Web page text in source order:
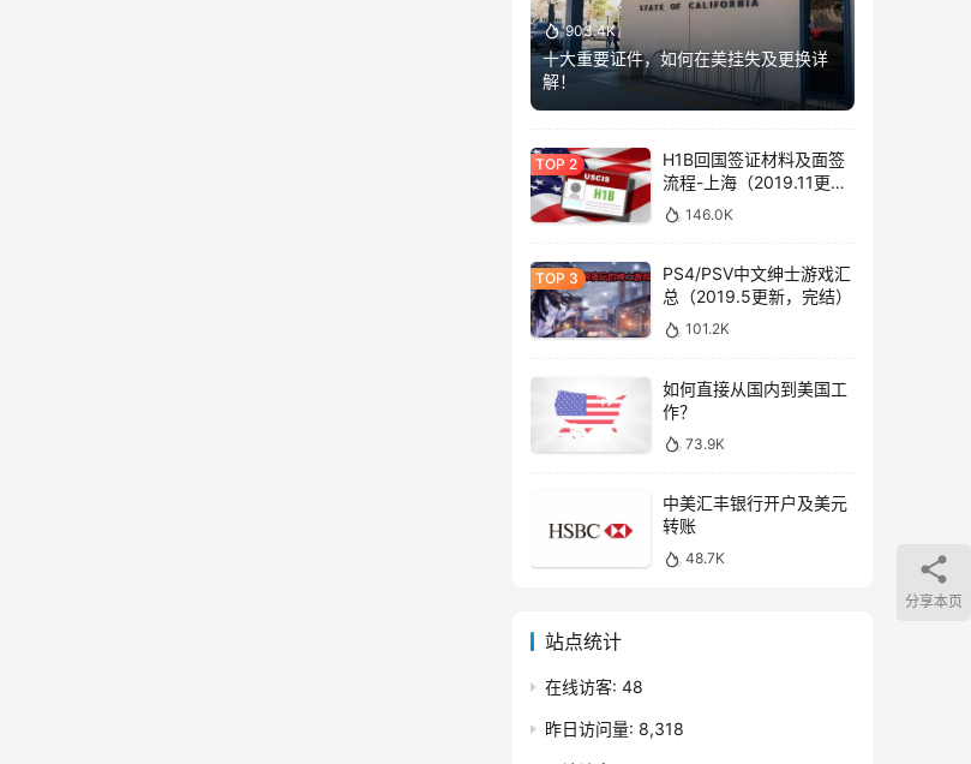
903.4K
十大重要证件，如何在美挂失及更换详
解！
H1B回国签证材料及面签
流程-上海（2019.11更
新）146.0K
PS4/PSV中文绅士游戏汇
总（2019.5更新，完结）
101.2K
如何直接从国内到美国工
作？
73.9K
中美汇丰银行开户及美元
转账
48.7K
站点统计
在线访客: 48
昨日访问量: 8,318
分享本页